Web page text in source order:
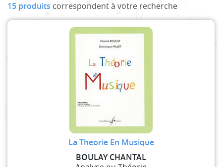
15 produits correspondent à votre recherche
La Theorie En Musique
BOULAY CHANTAL